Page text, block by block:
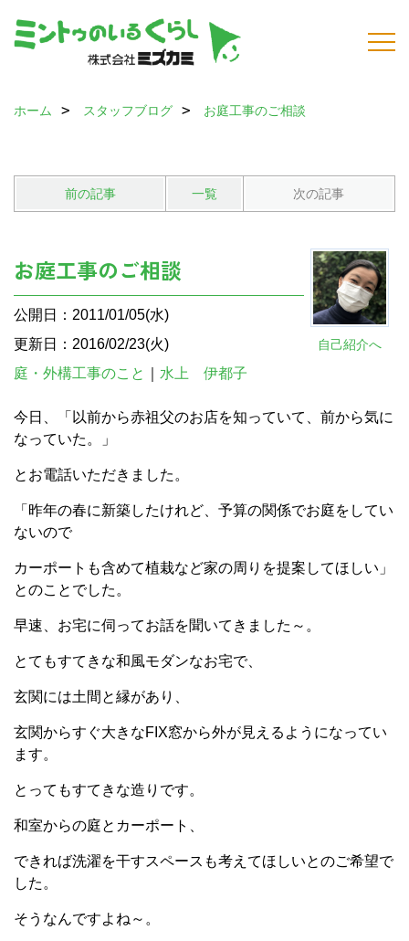
ホーム スタッフブログ お庭工事のご相談
前の記事 一覧 次の記事
自己紹介へ
お庭工事のご相談
公開日：2011/01/05(水)
更新日：2016/02/23(火)
庭・外構工事のこと
水上 伊都子
今日、「以前から赤祖父のお店を知っていて、前から気に
なっていた。」
とお電話いただきました。
「昨年の春に新築したけれど、予算の関係でお庭をしてい
ないので
カーポートも含めて植栽など家の周りを提案してほしい」
とのことでした。
早速、お宅に伺ってお話を聞いてきました～。
とてもすてきな和風モダンなお宅で、
玄関には土間と縁があり、
玄関からすぐ大きなFIX窓から外が見えるようになってい
ます。
とってもすてきな造りです。
和室からの庭とカーポート、
できれば洗濯を干すスペースも考えてほしいとのご希望で
した。
そうなんですよね～。